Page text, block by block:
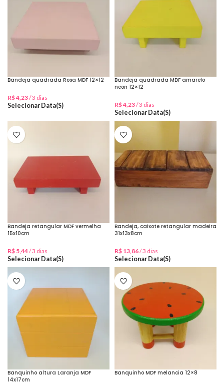
Bandeja quadrada Rosa MDF 12×12
R$4,23/ 3 dias
Selecionar Data(s)
Bandeja quadrada MDF amarelo
neon 12×12
R$4,23/ 3 dias
Selecionar Data(s)
Bandeja retangular MDF vermelha
15x10cm
R$ 5,44/ 3 dias
Selecionar Data(s)
Bandeja, caixote retangular madeira
31x13x8cm
R$ 13,86/ 3 dias
Selecionar Data(s)
Banquinho altura Laranja MDF
14x17cm
Banquinho MDF melancia 12×8